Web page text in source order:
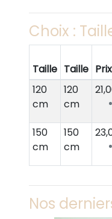
Choix :
Taille Taille Prix
120
cm
120
cm
150
cm
150
cm
Nos